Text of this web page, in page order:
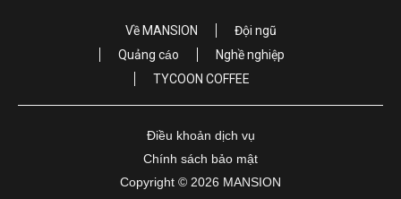
Về MANSION
Đội ngũ
Quảng cáo
Nghề nghiệp
TYCOON COFFEE
Điều khoản dịch vụ
Chính sách bảo mật
Copyright © 2026 MANSION